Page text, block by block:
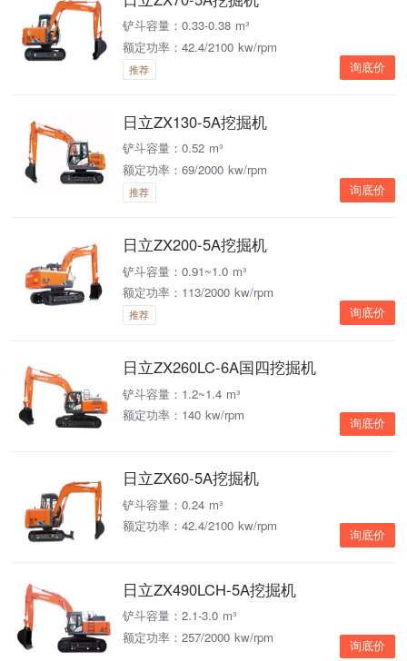
铲斗容量：0.33-0.38 m³
额定功率：42.4/2100 kw/rpm
推荐 询底价
日立ZX130-5A挖掘机
铲斗容量：0.52 m³
额定功率：69/2000 kw/rpm
推荐 询底价
日立ZX200-5A挖掘机
铲斗容量：0.91~1.0 m³
额定功率：113/2000 kw/rpm
推荐 询底价
日立ZX260LC-6A国四挖掘机
铲斗容量：1.2~1.4 m³
额定功率：140 kw/rpm
询底价
日立ZX60-5A挖掘机
铲斗容量：0.24 m³
额定功率：42.4/2100 kw/rpm
询底价
日立ZX490LCH-5A挖掘机
铲斗容量：2.1-3.0 m³
额定功率：257/2000 kw/rpm
询底价